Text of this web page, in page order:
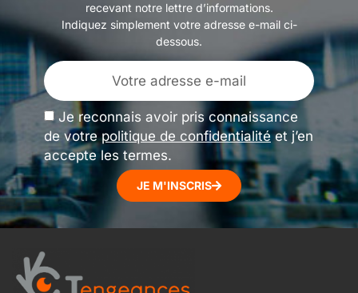
recevant notre lettre d’informations.
Indiquez simplement votre adresse e-mail ci-
dessous.
Je reconnais avoir pris connaissance
de votrepolitique de confidentialitéet j’en
accepte les termes.
JE M'INSCRIS